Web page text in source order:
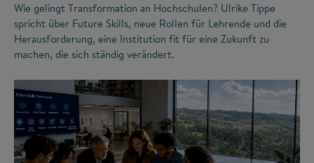
Wie gelingt Transformation an Hochschulen? Ulrike Tippe
spricht über Future Skills, neue Rollen für Lehrende und die
Herausforderung, eine Institution fit für eine Zukunft zu
machen, die sich ständig verändert.